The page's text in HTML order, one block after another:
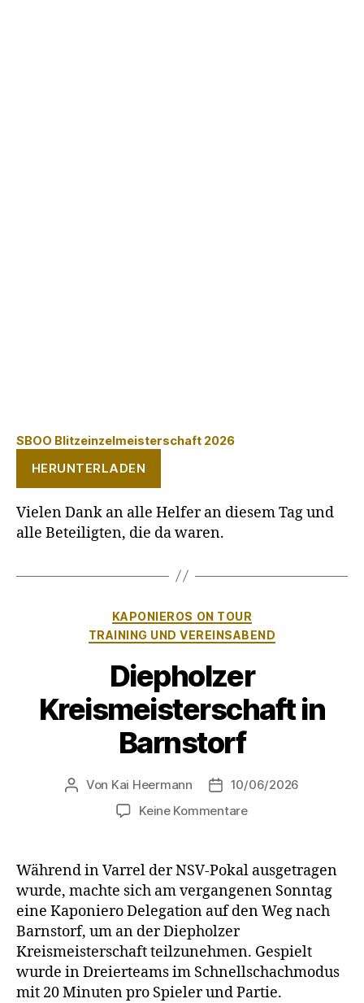
SBOO Blitzeinzelmeisterschaft 2026
HERUNTERLADEN
Vielen Dank an alle Helfer an diesem Tag und
alle Beteiligten, die da waren.
Kategorien
KAPONIEROS ON TOUR
TRAINING UND VEREINSABEND
Diepholzer
Kreismeisterschaft in
Barnstorf
Beitragsautor
Von Kai Heermann Beitragsdatum
10/06/2026
Keine Kommentarezu
in
Barnstorf
Während in Varrel der NSV-Pokal ausgetragen
wurde, machte sich am vergangenen Sonntag
eine Kaponiero Delegation auf den Weg nach
Barnstorf, um an der Diepholzer
Kreismeisterschaft teilzunehmen. Gespielt
wurde in Dreierteams im Schnellschachmodus
mit 20 Minuten pro Spieler und Partie.